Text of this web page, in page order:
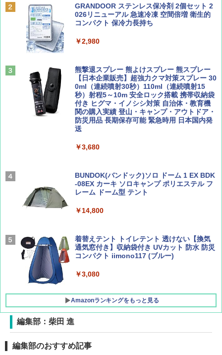
SOTO ミニマル"旅"財布 ランダム2種】
￥1,500
￥1,540
Coyote No.89 特集 星野道夫 夢見る旅
AIRLINE（エアライン）2026年9月号【特
集】ボーイング110周年を祝して！
￥1,760
力的な町 2026～2027 地球の歩き方D アジア
￥2,079
球の歩き方A ヨーロッパ
￥2,479
地球の歩き方 スター・ウォーズ
A26 地球の歩き方 チェコ ポーランド スロヴ
ァキア 2026～2027 地球の歩き方A ヨーロッ
PYKES PEAK (パイクスピーク) 着替えテン
ト プライバシー テント 【中が透けない】 1
ーチ ピクニック ポップアップテント 携帯 簡
￥4,980
ENDLESS BASE 《めざましテレビで紹介》
テント ワンタッチ RENEW 幅200 2-3人用 43
500002(88859)
￥5,999
ーティング フルクローズ メッシュ 3-4人用
簡単設置 ポップアップテント エクルベージ
ュ(BC仕様) PATC-150B(EB)
￥9,990
[キャンパーズコレクション 山善] 傘みたいに
広げるだけ パッとサッとテント キューブワ
イド ブラックコーティング フルクローズ メ
ATCW-150B エクルベージュ
GRANDOOR ステンレス保冷剤 2個セット 2
026リニューアル 急速冷凍 空間倍増 衛生的
コンパクト 保冷力長持ち
￥2,980
熊撃退スプレー 熊よけスプレー 熊スプレー
【日本企業販売】超強力クマ対策スプレー 30
0ml（連続噴射30秒）110ml（連続噴射15
秒）射程5～10m 安全ロック搭載 携帯収納袋
付き ヒグマ・イノシシ対策 自治体・教育機
関の購入実績 登山・キャンプ・アウトドア・
防災用品 長期保存可能 緊急時用 日本国内発
送
￥3,680
BUNDOK(バンドック)ソロ ドーム 1 EX BDK
-08EX カーキ ソロキャンプ ポリエステル フ
レーム ドーム型 テント
￥14,800
着替えテント トイレテント 透けない【換気
通気窓付き】収納袋付き UVカット 防水 防災
コンパクト iimono117 (ブルー)
￥3,080
Amazonランキングをもっと見る
編集部：柴田 進
編集部のおすすめ記事